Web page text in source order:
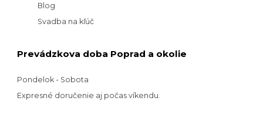
Blog
Svadba na kľúč
Prevádzkova doba Poprad a okolie
Pondelok - Sobota
Expresné doručenie aj počas víkendu.